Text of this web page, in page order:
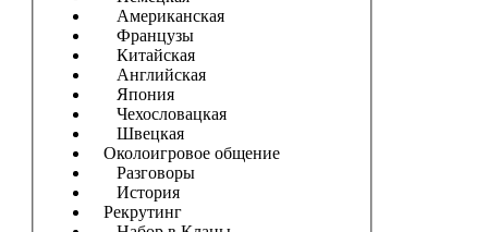
Американская
Французы
Китайская
Английская
Япония
Чехословацкая
Швецкая
Околоигровое общение
Разговоры
История
Рекрутинг